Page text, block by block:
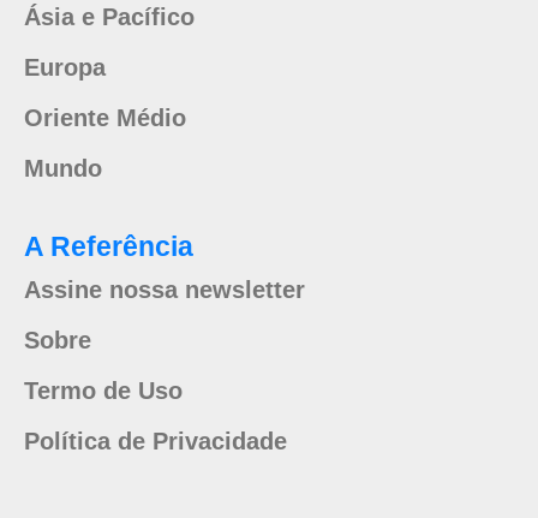
Ásia e Pacífico
Europa
Oriente Médio
Mundo
A Referência
Assine nossa newsletter
Sobre
Termo de Uso
Política de Privacidade